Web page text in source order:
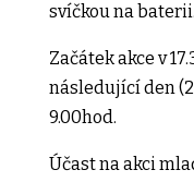
svíčkou na baterii.
Začátek akce v
následující den
9.00hod.
Účast na akci